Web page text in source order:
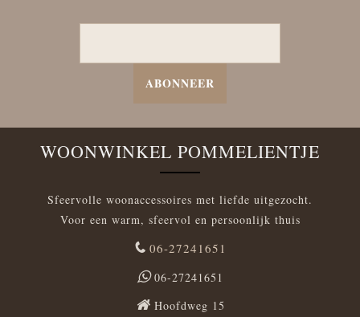
ABONNEER
WOONWINKEL POMMELIENTJE
Sfeervolle woonaccessoires met liefde uitgezocht.
Voor een warm, sfeervol en persoonlijk thuis
06-27241651
06-27241651
Hoofdweg 15